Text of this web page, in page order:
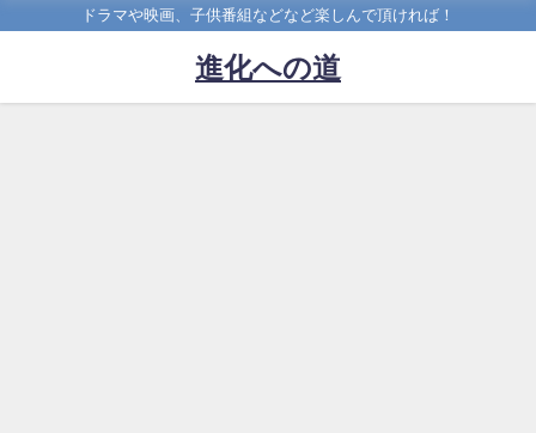
ドラマや映画、子供番組などなど楽しんで頂ければ！
進化への道